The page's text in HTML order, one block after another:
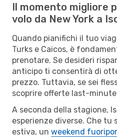
Il momento migliore
volo da New York a
Quando pianifichi il tuo
Turks e Caicos, è
prenotare. Se desideri
anticipo ti consentirà di
prezzo. Tuttavia, se sei
scoprire offerte last-
A seconda della stagione,
esperienze diverse. Che
estiva, un weekend